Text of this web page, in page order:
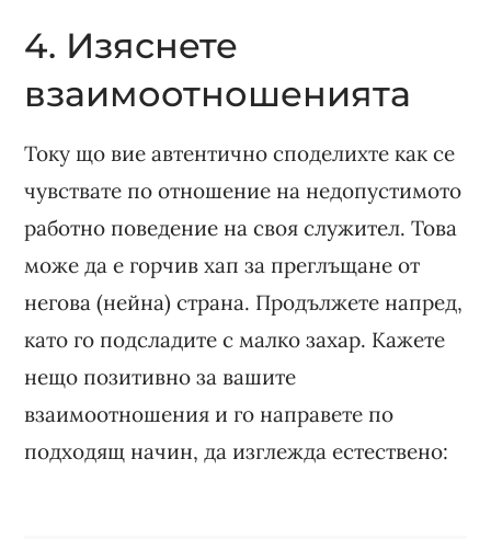
4. Изяснете
взаимоотношенията
Току що вие автентично споделихте как се
чувствате по отношение на недопустимото
работно поведение на своя служител. Това
може да е горчив хап за преглъщане от
негова (нейна) страна. Продължете напред,
като го подсладите с малко захар. Кажете
нещо позитивно за вашите
взаимоотношения и го направете по
подходящ начин, да изглежда естествено: